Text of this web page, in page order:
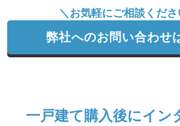
＼お気軽にご相談くださ
弊社へのお問い合わせ
一戸建て購入後にイン